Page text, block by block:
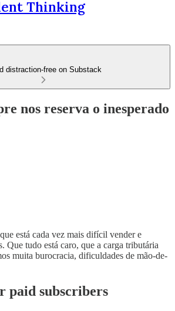
Thinking
distraction-free on Substack
nos reserva o inesperado
está cada vez mais difícil vender e
Que tudo está caro, que a carga tributária
muita burocracia, dificuldades de mão-de-
paid subscribers